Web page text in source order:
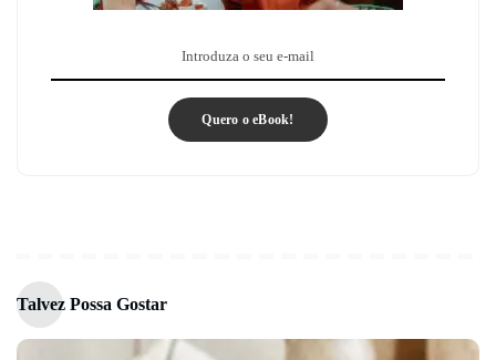
Quero o eBook!
Talvez Possa Gostar